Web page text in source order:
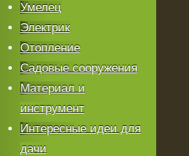
Умелец
Электрик
Отопление
Садовые сооружения
Материал и
инструмент
Интересные идеи для
дачи